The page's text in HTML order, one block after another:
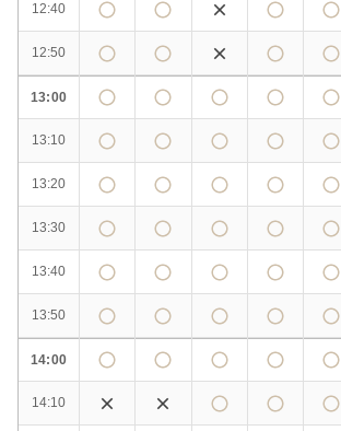
12:40
12:50
13:00
13:10
13:20
13:30
13:40
13:50
14:00
14:10